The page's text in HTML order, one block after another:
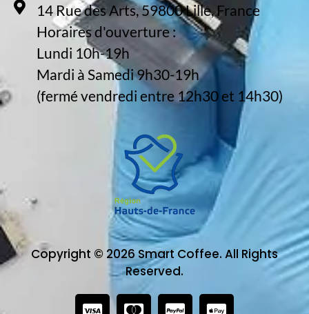
14 Rue des Arts, 59800 Lille, France
Horaires d'ouverture :
Lundi 10h-19h
Mardi à Samedi 9h30-19h
(fermé vendredi entre 12h30 et 14h30)
Copyright © 2026 Smart Coffee. All Rights
Reserved.